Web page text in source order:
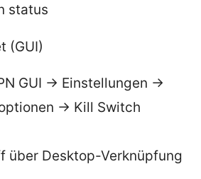
status
(GUI)
GUI -> Einstellungen ->
-> Kill Switch
über Desktop-Verknüpfung